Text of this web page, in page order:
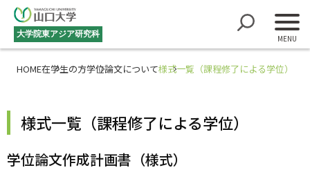
大学院東アジア研究科
HOME在学生の方学位論文について様式一覧（課程修了による学位）
様式一覧（課程修了による学位）
学位論文作成計画書（様式）